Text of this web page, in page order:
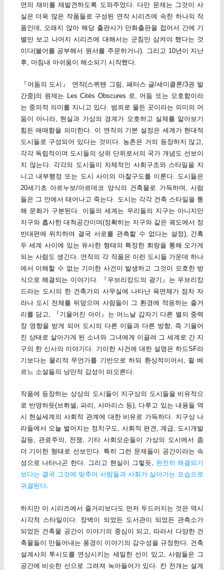
연의 재미를 재발견하도록 도와주었다. 다만 문제는 그것이 사
실은 더욱 많은 작품들로 구성된 연작 시리즈에 속한 하나의 작
품인데, 오래지 않아 해당 출판사가 만화출판을 접어서 간에 기
별만 보고 나머지 시리즈에 대해서는 군침만 삼켜야 했다는 것
이다(불어를 공부해서 원서를 주문하거나). 그리고 10년이 지난
후, 마침내 아쉬움이 해소되기 시작했다.
『어둠의 도시』 연작(스퀴텐 그림, 페터스 글/세미콜론/3권 발
간중)의 원제는 Les Cités Obscures 로, 어둠 또는 모호함이라
는 중의적 의미를 지니고 있다. 범죄로 물든 곳이라는 의미의 어
둠이 아니라, 현실과 가상의 경계가 모호하고 실체를 알아보기
힘든 애매함을 의미한다. 이 연작의 기본 설정은 세계가 현대적
도시들로 구성되어 있다는 것이다. 농촌은 거의 등장하지 않고,
각각 독립적이며 도시들의 상위 단위로서의 국가 개념도 선보이
지 않는다. 각각의 도시들이 자체적인 사회구조와 스타일을 지
니고 내부행정 또는 도시 사이의 마찰구도를 이룬다. 도시들은
20세기초 아르누보/아르데코 양식의 건축물로 가득하며, 사람
들은 그 안에서 태어나고 죽는다. 도시는 각각 건축 스타일을 통
해 문화가 구분된다. 이들의 세계는 우리들의 지구는 아니지만
지구와 흡사한 대척공간이며(정확히는 지구와 같은 궤도에서 정
반대편에 위치하여 결국 서로를 관측할 수 없다는 설정), 간혹
두 세계 사이에 있는 유사한 형태의 특정한 회랑을 통해 오가게
되는 사람도 생긴다. 연작의 각 작품은 이런 도시들 가운데 하나
에서 이해할 수 없는 기이한 사건이 발생하고 그것이 모호한 방
식으로 해결되는 이야기다. 『우브리캉드의 광기』는 우브리캉
드라는 도시의 한 건축가의 사무실에 나타난 육면체가 점차 자
라나 도시 전체를 뒤덮으며 사람들이 그 환경에 적응하는 줄거
리를 담고, 『기울어진 아이』는 어느날 갑자기 다른 별의 중력
장 영향을 받게 되어 도시의 다른 이들과 다른 방향, 즉 기울어
진 상태로 살아가게 된 소녀와 그녀에게 이끌려 그 세계로 간 지
구의 한 신사의 이야기다. 기이한 사건에 대한 설명은 하드SF라
기보다는 물리적 무언가를 기반으로 하되 환상적이어서, 쥘 베
르느 소설들의 낭만적 감성이 떠오른다.
작품에 등장하는 상상의 도시들이 지구상의 도시들을 비유적으
로 반영하듯(브뤼셀, 파리, 사마리스 등), 다루고 있는 내용들 역
시 현실세계의 사회적 관계에 대한 비유로 가득하다. 지구상 나
라들에서 오늘 벌어지는 정치구도, 사회적 편견, 계급, 도시개발
갈등, 관료주의, 전쟁, 기타 사회모순들이 가상의 도시에서 좀
더 기이한 형태로 선보인다. 특히 그런 문제들이 공간이라는 속
성으로 나타나곤 한다. 그리고 현실이 그렇듯, 완전히 해결되기
보다는 결국 그것에 맞추어 사람들과 사회가 살아가는 모습으로
귀결된다.
하지만 이 시리즈에서 줄거리보다도 먼저 두드러지는 것은 역시
시각적 스타일이다. 장벽이 되었든 도서관이 되었든 관측소가
되었든 건축물 공간이 이야기의 중심이 되고, 따라서 다양한 건
축물들이 만들어내는 풍경이 이야기의 감수성을 규정한다. 건축
설계사의 투시도를 연상시키는 세밀한 선이 있고, 사람들은 그
공간에 비슷한 선으로 그려져 녹아들어가 있다. 칸 전개는 설계